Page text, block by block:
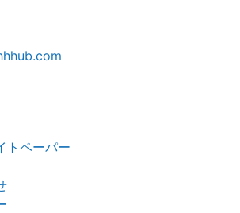
トペーパー